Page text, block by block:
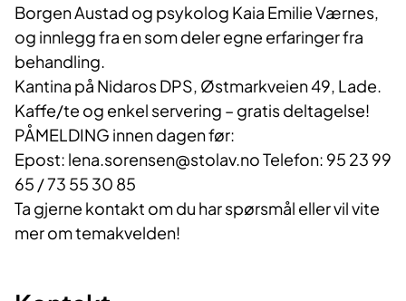
Borgen Austad og psykolog Kaia Emilie Værnes,
og innlegg fra en som deler egne erfaringer fra
behandling.
Kantina på Nidaros DPS, Østmarkveien 49, Lade.
Kaffe/te og enkel servering – gratis deltagelse!
PÅMELDING innen dagen før:
Epost: lena.sorensen@stolav.no Telefon: 95 23 99
65 / 73 55 30 85
Ta gjerne kontakt om du har spørsmål eller vil vite
mer om temakvelden!